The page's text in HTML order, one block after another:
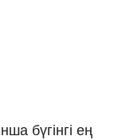
бүгінгі ең